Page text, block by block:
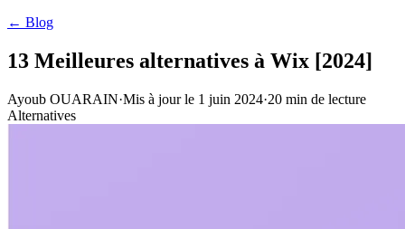
← Blog
13 Meilleures alternatives à Wix [2024]
Ayoub OUARAIN·Mis à jour le 1 juin 2024·20 min de lecture
Alternatives